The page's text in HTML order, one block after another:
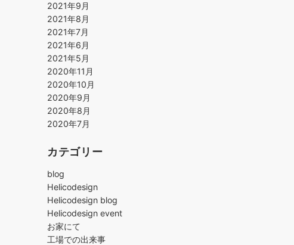
2021年9月
2021年8月
2021年7月
2021年6月
2021年5月
2020年11月
2020年10月
2020年9月
2020年8月
2020年7月
カテゴリー
blog
Helicodesign
Helicodesign blog
Helicodesign event
お家にて
工場での出来事